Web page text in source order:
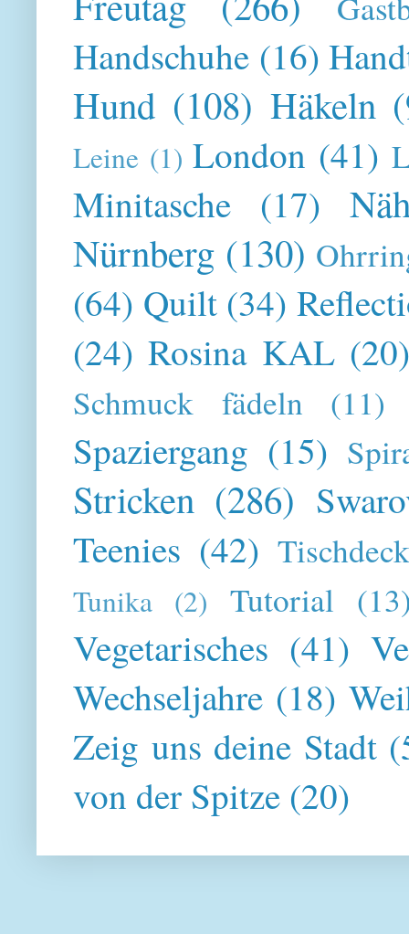
Handschuhe (16)
Hund (108) Häkeln
Leine (1) London (41)
Minitasche (17)
Nürnberg (130)
(64) Quilt (34)
(24) Rosina KAL
Schmuck fädeln (11)
Spaziergang (15)
Stricken (286)
Teenies (42)
Tunika (2) Tutorial
Vegetarisches (41)
Wechseljahre (18)
Zeig uns deine Stadt
von der Spitze (20)